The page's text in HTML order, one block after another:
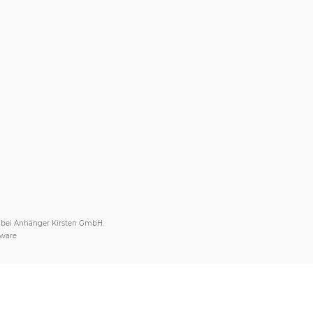
Anhänger Kirsten GmbH.